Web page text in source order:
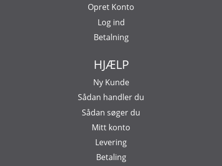
Opret Konto
Log ind
Betalning
HJÆLP
Ny Kunde
Sådan handler du
Sådan søger du
Mitt konto
Levering
Betaling